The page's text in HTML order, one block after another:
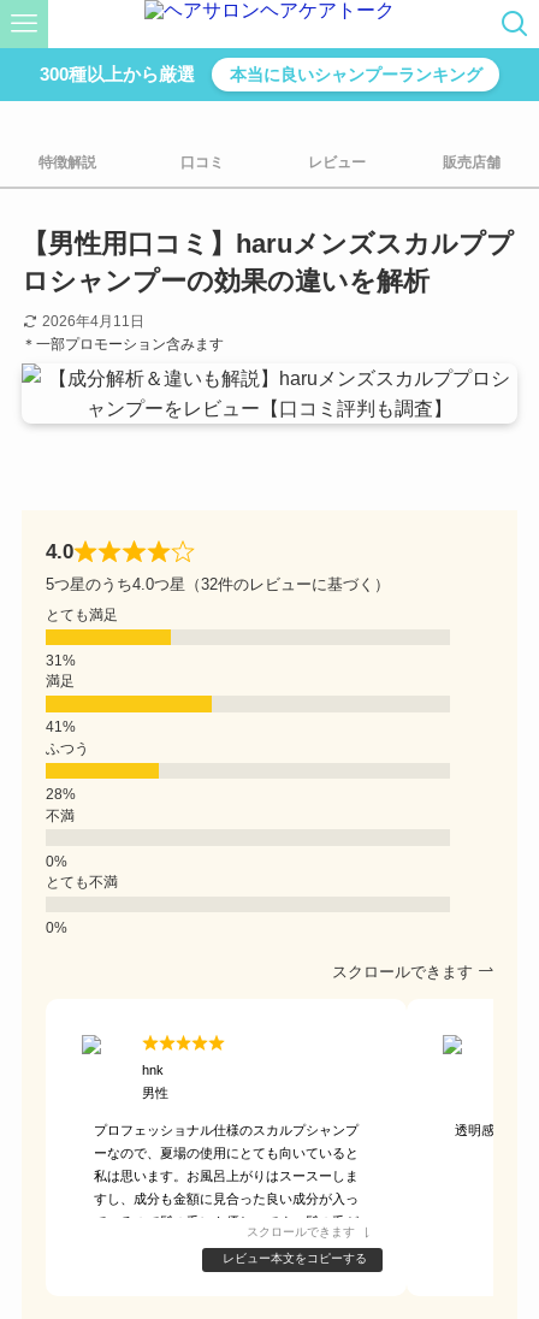
300種以上から厳選 本当に良いシャンプーランキング
特徴解説 口コミ レビュー 販売店舗
【男性用口コミ】haruメンズスカルププ
ロシャンプーの効果の違いを解析
2026年4月11日
＊一部プロモーション含みます
4.0
5つ星のうち4.0つ星（32件のレビューに基づく）
とても満足
満足
ふつう
不満
とても不満
スクロールできます
hnk
男性
プロフェッショナル仕様のスカルプシャンプ
ーなので、夏場の使用にとても向いていると
私は思います。お風呂上がりはスースーしま
すし、成分も金額に見合った良い成分が入っ
ているので髪の毛にも優しいです。髪の毛が
スカルプシャンプーと言うと髪の毛がきしむ
スクロールできます
レビュー本文をコピーする
透明感のある